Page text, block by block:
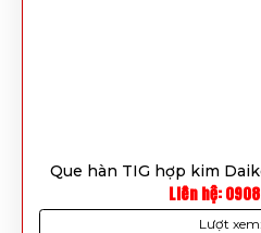
Que hàn TIG hợp kim
Liên hệ:
Lượt